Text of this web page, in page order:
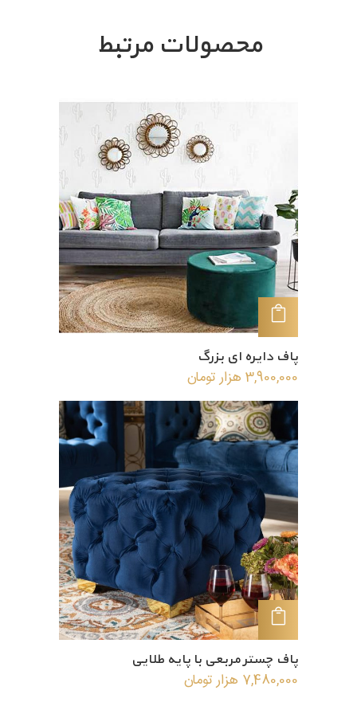
محصولات مرتبط
افزودن به سبد خرید
پاف دایره ای بزرگ
3,900,000 هزار تومان
افزودن به سبد خرید
پاف چستر مربعی با پایه طلایی
7,480,000 هزار تومان